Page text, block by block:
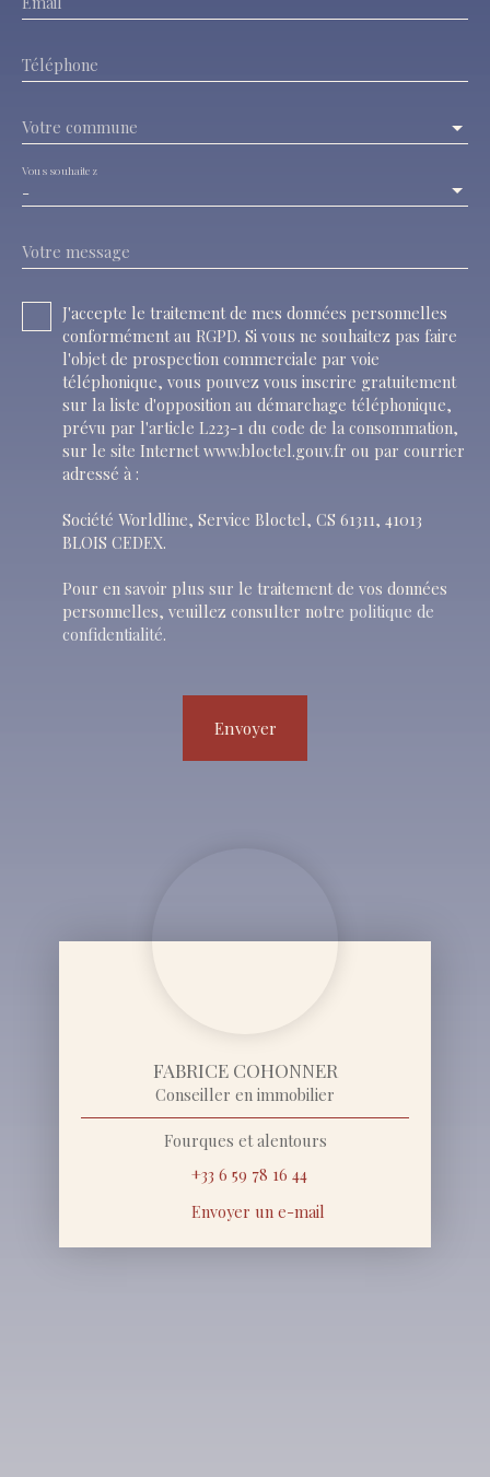
Téléphone
Votre commune
-
Vous souhaitez
Votre message
J'accepte le traitement de mes données personnelles
conformément au RGPD. Si vous ne souhaitez pas faire
l'objet de prospection commerciale par voie
téléphonique, vous pouvez vous inscrire gratuitement
sur la liste d'opposition au démarchage téléphonique,
prévu par l'article L223-1 du code de la consommation,
sur le site Internet www.bloctel.gouv.fr ou par courrier
adressé à :
Société Worldline, Service Bloctel, CS 61311, 41013
BLOIS CEDEX.
Pour en savoir plus sur le traitement de vos données
personnelles, veuillez consulter notre politique de
confidentialité.
Envoyer
FABRICE COHONNER
Conseiller en immobilier
Fourques et alentours
+33 6 59 78 16 44
Envoyer un e-mail